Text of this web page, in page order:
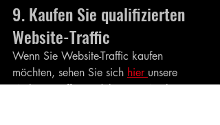
9. Kaufen Sie qualifizierten
Website-Traffic
Wenn Sie Website-Traffic kaufen
möchten, sehen Sie sich hier unsere
Website-Traffic-Produkte an. Wir bieten